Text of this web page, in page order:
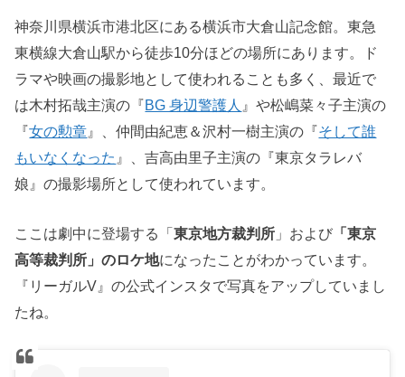
神奈川県横浜市港北区にある横浜市大倉山記念館。東急
東横線大倉山駅から徒歩10分ほどの場所にあります。ド
ラマや映画の撮影地として使われることも多く、最近で
は木村拓哉主演の『BG 身辺警護人 』や松嶋菜々子主演の
『女の勲章 』、仲間由紀恵＆沢村一樹主演の『そして誰
もいなくなった 』、吉高由里子主演の『東京タラレバ
娘』の撮影場所として使われています。
ここは劇中に登場する「東京地方裁判所 」および 「東京
高等裁判所」のロケ地になったことがわかっています。
『リーガルV』の公式インスタで写真をアップしていまし
たね。